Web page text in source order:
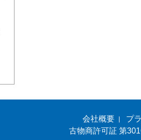
会社概要
プ
古物商許可証 第